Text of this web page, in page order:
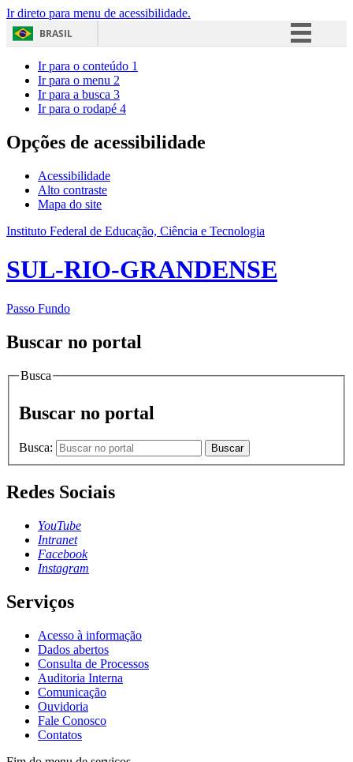
Ir direto para menu de acessibilidade.
BRASIL
Acesso à informação
Ir para o conteúdo 1
Ir para o menu 2
Ir para a busca 3
Ir para o rodapé 4
Opções de acessibilidade
Acessibilidade
Alto contraste
Mapa do site
Instituto Federal de Educação, Ciência e Tecnologia
SUL-RIO-GRANDENSE
Passo Fundo
Buscar no portal
Busca
Buscar no portal
Busca: Buscar
Redes Sociais
YouTube
Intranet
Facebook
Instagram
Serviços
Acesso à informação
Dados abertos
Consulta de Processos
Auditoria Interna
Comunicação
Ouvidoria
Fale Conosco
Contatos